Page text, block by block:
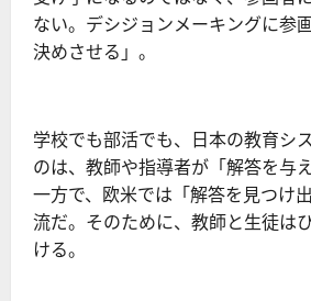
ない。デシジョンメーキングに参
決めさせる」。
学校でも部活でも、日本の教育シ
のは、教師や指導者が「解答を与
一方で、欧米では「解答を見つけ
流だ。そのために、教師と生徒は
ける。